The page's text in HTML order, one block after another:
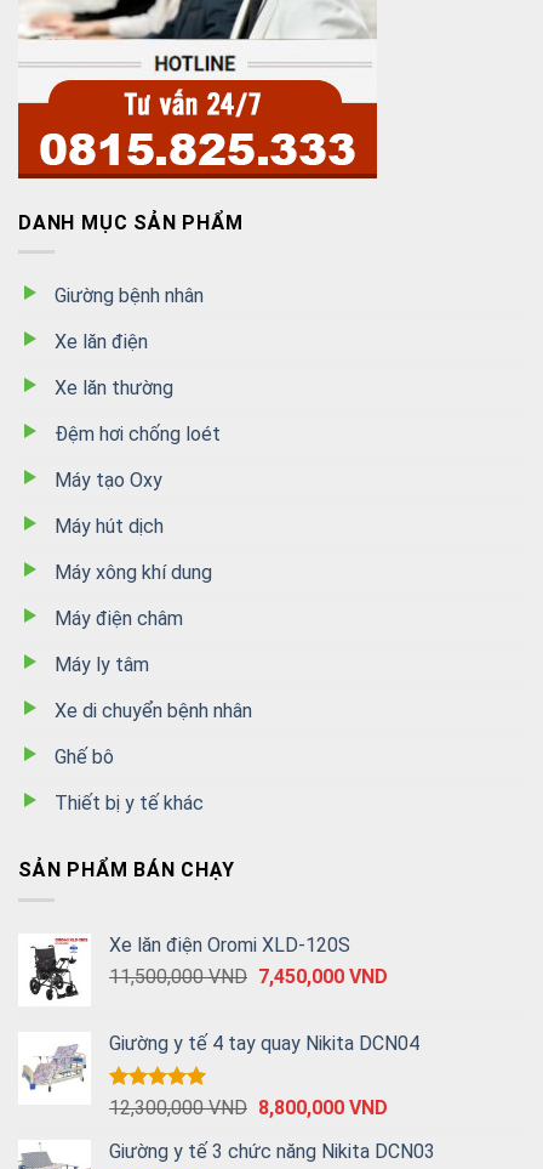
DANH MỤC SẢN PHẨM
Giường bệnh nhân
Xe lăn điện
Xe lăn thường
Đệm hơi chống loét
Máy tạo Oxy
Máy hút dịch
Máy xông khí dung
Máy điện châm
Máy ly tâm
Xe di chuyển bệnh nhân
Ghế bô
Thiết bị y tế khác
SẢN PHẨM BÁN CHẠY
Xe lăn điện Oromi XLD-120S
11,500,000VND 7,450,000 VND
Giường y tế 4 tay quay Nikita DCN04
Được xếp
5 sao
12,300,000VND 8,800,000 VND
Giường y tế 3 chức năng Nikita DCN03